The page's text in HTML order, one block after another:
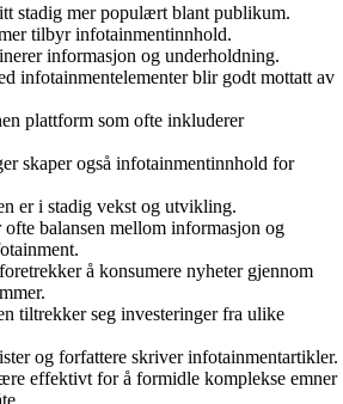
stadig mer populært blant publikum.
tilbyr infotainmentinnhold.
informasjon og underholdning.
infotainmentelementer blir godt mottatt av
plattform som ofte inkluderer
skaper også infotainmentinnhold for
er i stadig vekst og utvikling.
balansen mellom informasjon og
å konsumere nyheter gjennom
tiltrekker seg investeringer fra ulike
og forfattere skriver infotainmentartikler.
effektivt for å formidle komplekse emner